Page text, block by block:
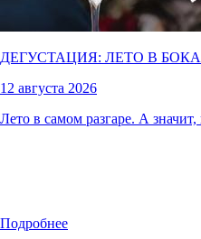
ДЕГУСТАЦИЯ: ЛЕТО В
12 августа 2026
Лето в самом разгаре. А
Подробнее